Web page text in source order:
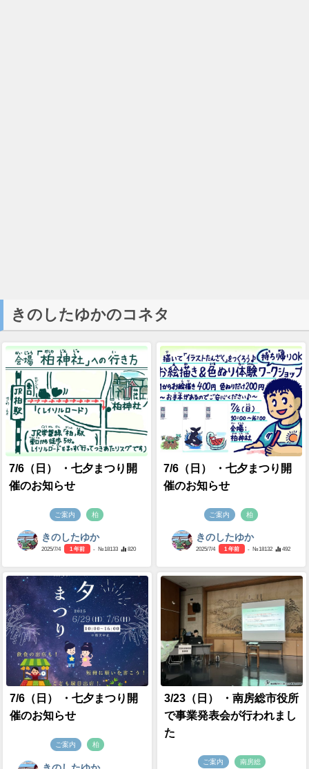
きのしたゆかのコネタ
7/6（日） ・七夕まつり開
催のお知らせ
ご案内 柏
きのしたゆか
2025/7/4 1 年前 - №18133 820
7/6（日） ・七夕まつり開
催のお知らせ
ご案内 柏
きのしたゆか
2025/7/4 1 年前 - №18132 492
7/6（日） ・七夕まつり開
催のお知らせ
ご案内 柏
3/23（日） ・南房総市役所
で事業発表会が行われまし
た
ご案内 南房総